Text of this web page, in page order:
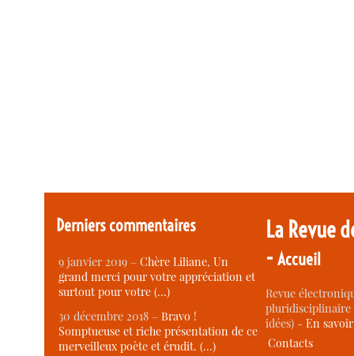
Derniers commentaires
9 janvier 2019 –Chère Liliane, Un
grand merci pour votre appréciation et
surtout pour votre (…)
30 décembre 2018 –Bravo !
Somptueuse et riche présentation de ce
merveilleux poète et érudit. (…)
La Revue
-Accueil
Revue
idées) -En
Contacts